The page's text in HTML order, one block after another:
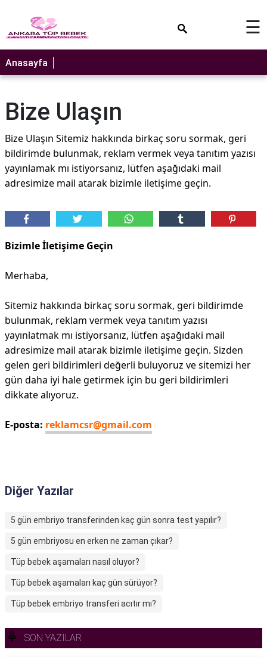
☰
Anasayfa
Bize Ulaşın
Bize Ulaşın Sitemiz hakkında birkaç soru sormak, geri
bildirimde bulunmak, reklam vermek veya tanıtım yazısı
yayınlamak mı istiyorsanız, lütfen aşağıdaki mail
adresimize mail atarak bizimle iletişime geçin.
Bizimle İletişime Geçin
Merhaba,
Sitemiz hakkında birkaç soru sormak, geri bildirimde
bulunmak, reklam vermek veya tanıtım yazısı
yayınlatmak mı istiyorsanız, lütfen aşağıdaki mail
adresimize mail atarak bizimle iletişime geçin. Sizden
gelen geri bildirimleri değerli buluyoruz ve sitemizi her
gün daha iyi hale getirmek için bu geri bildirimleri
dikkate alıyoruz.
E-posta: reklamcsr@gmail.com
Diğer Yazılar
5 gün embriyo transferinden kaç gün sonra test yapılır?
5 gün embriyosu en erken ne zaman çıkar?
Tüp bebek aşamaları nasıl oluyor?
Tüp bebek aşamaları kaç gün sürüyor?
Tüp bebek embriyo transferi acıtır mı?
SON YAZILAR